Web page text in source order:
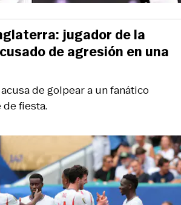
de golpear a un fanático
fiesta.
jugador de la
de agresión en una